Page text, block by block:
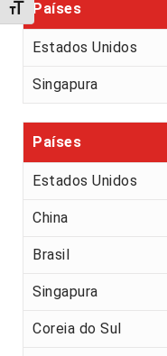
Alternar tamanho da fonte
Países
Estados Unidos
Singapura
Países
Estados Unidos
China
Brasil
Singapura
Coreia do Sul